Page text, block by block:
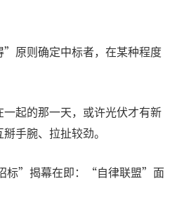
原则确定中标者，在某种程度
起的那一天，或许光伏才有新
手腕、拉扯较劲。
标”揭幕在即：“自律联盟”面